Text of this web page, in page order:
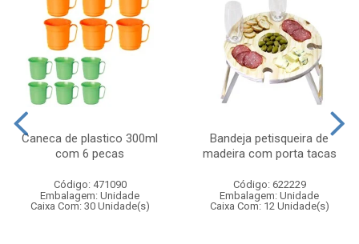
Caneca de plastico 300ml
com 6 pecas
Código: 471090
Embalagem: Unidade
Caixa Com: 30 Unidade(s)
Bandeja petisqueira de
madeira com porta tacas
Código: 622229
Embalagem: Unidade
Caixa Com: 12 Unidade(s)